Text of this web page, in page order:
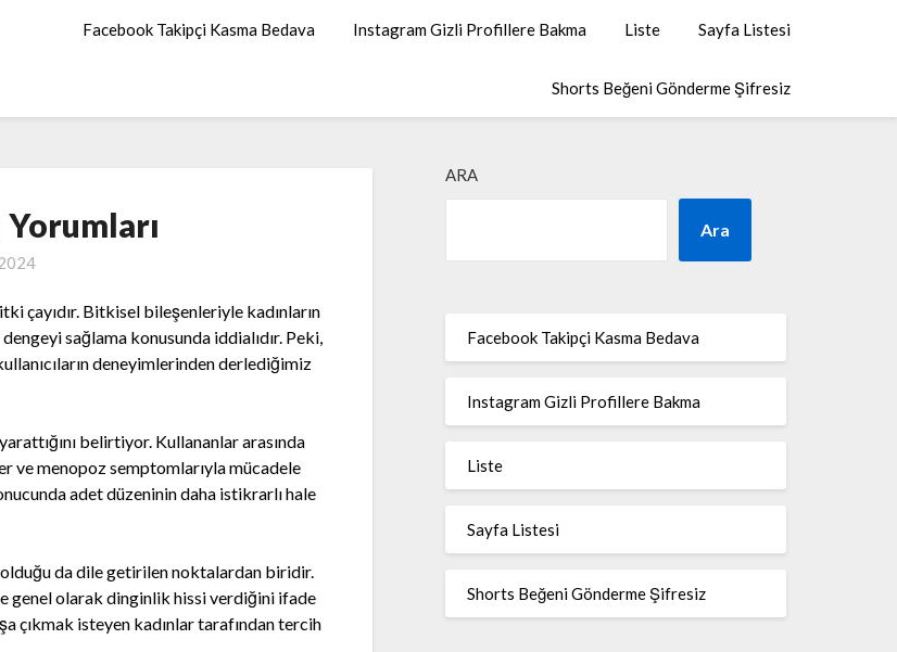
Facebook Takipçi Kasma Bedava Instagram Gizli Profillere Bakma Liste Sayfa Listesi
Shorts Beğeni Gönderme Şifresiz
Yorumları
çayıdır. Bitkisel bileşenleriyle kadınların
sağlama konusunda iddialıdır. Peki,
deneyimlerinden derlediğimiz
belirtiyor. Kullananlar arasında
ve menopoz semptomlarıyla mücadele
adet düzeninin daha istikrarlı hale
da dile getirilen noktalardan biridir.
genel olarak dinginlik hissi verdiğini ifade
çıkmak isteyen kadınlar tarafından tercih
ARA
Ara
Facebook Takipçi Kasma Bedava
Instagram Gizli Profillere Bakma
Liste
Sayfa Listesi
Shorts Beğeni Gönderme Şifresiz